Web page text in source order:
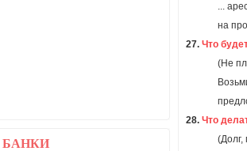
БАНКИ
...
на
27. Что
(Не
28. Что
(Долг,